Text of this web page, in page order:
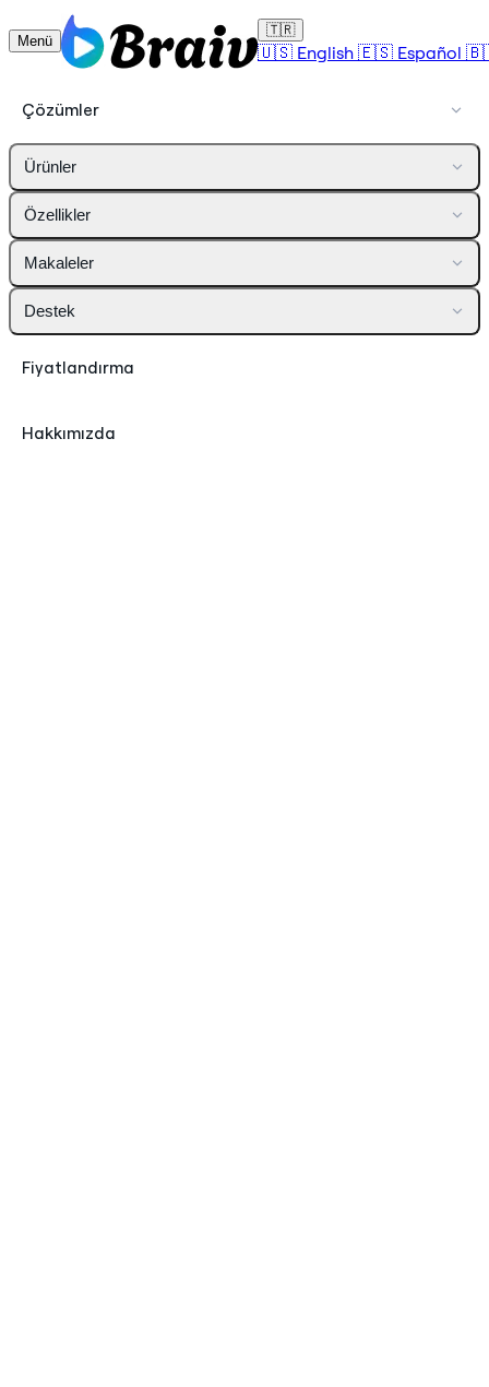
Menü
🇹🇷
🇺🇸 English 🇪🇸 Español
Çözümler
Ürünler
Özellikler
Makaleler
Destek
Fiyatlandırma
Hakkımızda